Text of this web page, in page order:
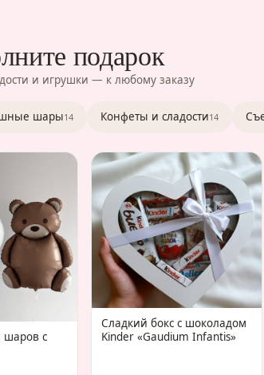
подарок
и игрушки — к любому заказу
шары14 Конфеты и сладости14
шаров с
Сладкий бокс с шоколадом
Kinder «Gaudium Infantis»